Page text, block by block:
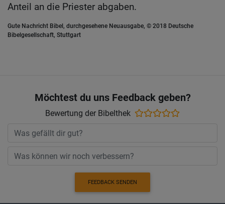
Anteil an die Priester abgaben.
Gute Nachricht Bibel, durchgesehene Neuausgabe, © 2018 Deutsche
Bibelgesellschaft, Stuttgart
Möchtest du uns Feedback geben?
Bewertung der Bibelthek
FEEDBACK SENDEN